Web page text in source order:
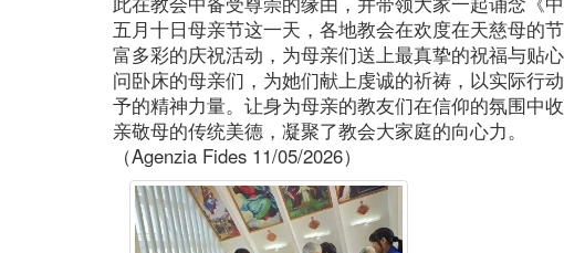
五月十日母亲节这一天，各地教会在欢度在天慈母的
富多彩的庆祝活动，为母亲们送上最真挚的祝福与贴
问卧床的母亲们，为她们献上虔诚的祈祷，以实际行
予的精神力量。让身为母亲的教友们在信仰的氛围中
亲敬母的传统美德，凝聚了教会大家庭的向心力。
（Agenzia Fides 11/05/2026）